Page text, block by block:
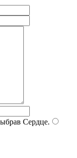
Сердце.